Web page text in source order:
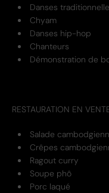
Danses
Chyam
Danses hip-hop
Chanteurs
Démonstration de
RESTAURATION EN
Salade
Crêpes
Ragout curry
Soupe phô
Porc laqué